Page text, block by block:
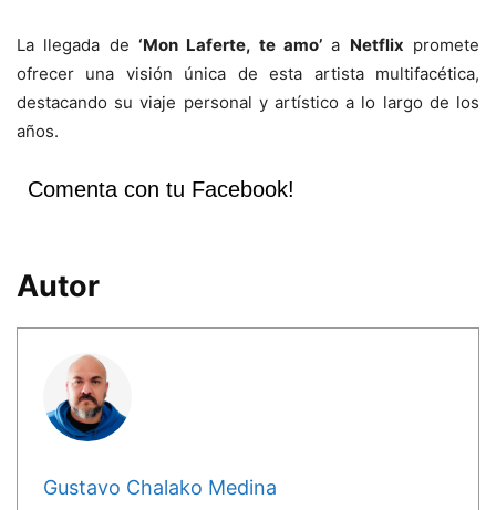
La llegada de ‘Mon Laferte, te amo’ a Netflix promete
ofrecer una visión única de esta artista multifacética,
destacando su viaje personal y artístico a lo largo de los
años.
Comenta con tu Facebook!
Autor
Gustavo Chalako Medina